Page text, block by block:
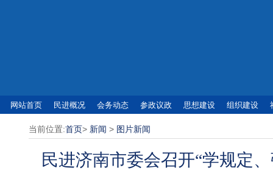
网站首页 民进概况 会务动态 参政议政 思想建设 组织建设
当前位置:首页> 新闻> 图片新闻
民进济南市委会召开“学规定